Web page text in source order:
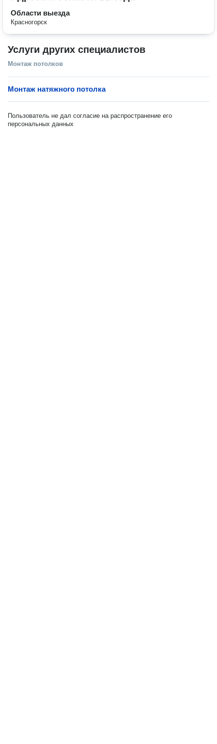
Области выезда
Красногорск
Услуги других специалистов
Монтаж потолков
Монтаж натяжного потолка
Пользователь не дал согласие на распространение его
персональных данных